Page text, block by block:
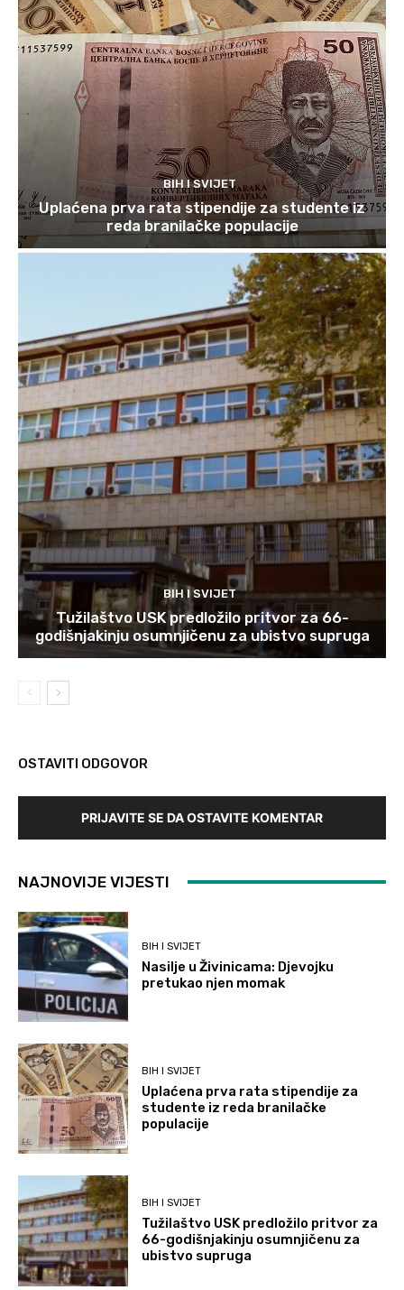
BIH I SVIJET
Uplaćena prva rata stipendije za studente iz
reda branilačke populacije
BIH I SVIJET
Tužilaštvo USK predložilo pritvor za 66-
godišnjakinju osumnjičenu za ubistvo supruga
OSTAVITI ODGOVOR
PRIJAVITE SE DA OSTAVITE KOMENTAR
NAJNOVIJE VIJESTI
BIH I SVIJET
Nasilje u Živinicama: Djevojku
pretukao njen momak
BIH I SVIJET
Uplaćena prva rata stipendije za
studente iz reda branilačke
populacije
BIH I SVIJET
Tužilaštvo USK predložilo pritvor za
66-godišnjakinju osumnjičenu za
ubistvo supruga